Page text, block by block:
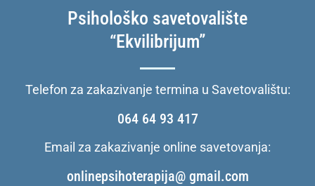
Psihološko savetovalište
“Ekvilibrijum”
Telefon za zakazivanje termina u Savetovalištu:
064 64 93 417
Email za zakazivanje online savetovanja:
onlinepsihoterapija@ gmail.com